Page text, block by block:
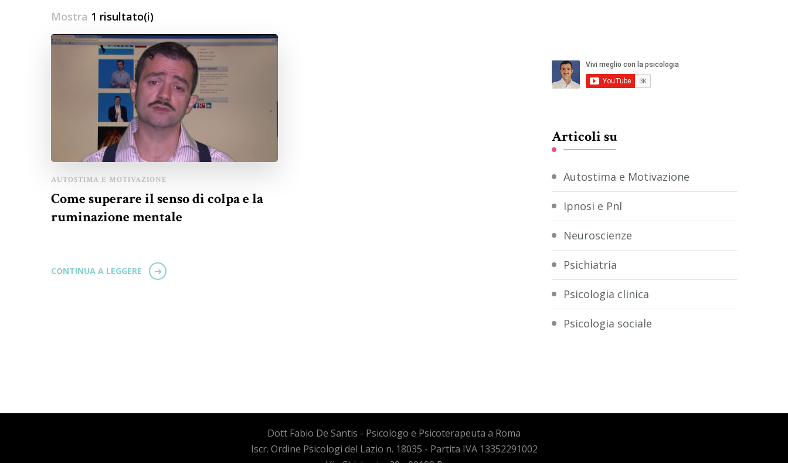
Mostra 1 risultato(i)
AUTOSTIMA E MOTIVAZIONE
Come superare il senso di colpa e la
ruminazione mentale
CONTINUA A LEGGERE
Articoli su
Autostima e Motivazione
Ipnosi e Pnl
Neuroscienze
Psichiatria
Psicologia clinica
Psicologia sociale
Dott Fabio De Santis - Psicologo e Psicoterapeuta a Roma
Iscr. Ordine Psicologi del Lazio n. 18035 - Partita IVA 13352291002